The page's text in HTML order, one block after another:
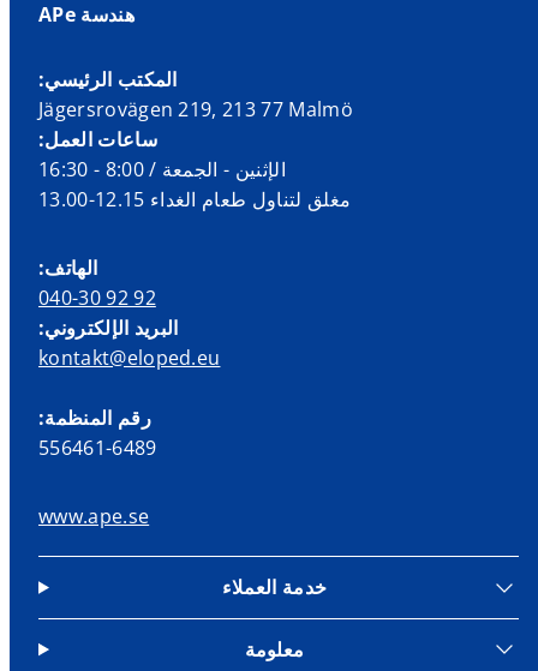
هندسة APe
المكتب الرئيسي:
Jägersrovägen 219, 213 77 Malmö
ساعات العمل:
الإثنين - الجمعة / 8:00 - 16:30
مغلق لتناول طعام الغداء 12.15-13.00
الهاتف:
040-30 92 92
البريد الإلكتروني:
kontakt@eloped.eu
رقم المنظمة:
556461-6489
www.ape.se
خدمة العملاء
معلومة